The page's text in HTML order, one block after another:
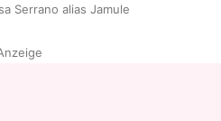
Serrano alias Jamule